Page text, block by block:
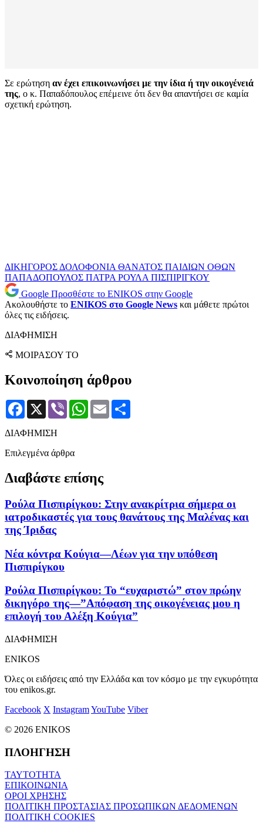
Σε ερώτηση αν έχει επικοινωνήσει με την ίδια ή την οικογένειά
της, ο κ. Παπαδόπουλος επέμεινε ότι δεν θα απαντήσει σε καμία
σχετική ερώτηση.
ΔΙΚΗΓΟΡΟΣ ΔΟΛΟΦΟΝΙΑ ΘΑΝΑΤΟΣ ΠΑΙΔΙΩΝ ΟΘΩΝ
ΠΑΠΑΔΟΠΟΥΛΟΣ ΠΑΤΡΑ ΡΟΥΛΑ ΠΙΣΠΙΡΙΓΚΟΥ
Google Προσθέστε το ENIKOS στην Google
Ακολουθήστε το ENIKOS στο Google News και μάθετε πρώτοι
όλες τις ειδήσεις.
ΔΙΑΦΗΜΙΣΗ
ΜΟΙΡΑΣΟΥ ΤΟ
Κοινοποίηση άρθρου
Facebook
X Viber WhatsApp
Email
ΔΙΑΦΗΜΙΣΗ
Επιλεγμένα άρθρα
Διαβάστε επίσης
Ρούλα Πισπιρίγκου: Στην ανακρίτρια σήμερα οι
ιατροδικαστές για τους θανάτους της Μαλένας και
της Ίριδας
Νέα κόντρα Κούγια—Λέων για την υπόθεση
Πισπιρίγκου
Ρούλα Πισπιρίγκου: Το “ευχαριστώ” στον πρώην
δικηγόρο της—”Απόφαση της οικογένειας μου η
επιλογή του Αλέξη Κούγια”
ΔΙΑΦΗΜΙΣΗ
ENIKOS
Όλες οι ειδήσεις από την Ελλάδα και τον κόσμο με την εγκυρότητα
του enikos.gr.
Facebook X InstagramYouTube Viber
© 2026 ENIKOS
ΠΛΟΗΓΗΣΗ
ΤΑΥΤΟΤΗΤΑ
ΕΠΙΚΟΙΝΩΝΙΑ
ΟΡΟΙ ΧΡΗΣΗΣ
ΠΟΛΙΤΙΚΗ ΠΡΟΣΤΑΣΙΑΣ ΠΡΟΣΩΠΙΚΩΝ ΔΕΔΟΜΕΝΩΝ
ΠΟΛΙΤΙΚΗ COOKIES